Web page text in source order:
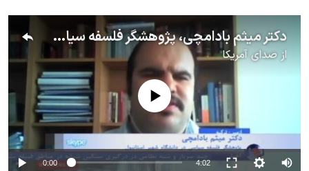
دکتر میثم بادامچی، پژوهشگر فلسفه سیاسی در دانشگاه شهر استانبول
ازصدای آمریکا
No media source currently available
0:00 4:02